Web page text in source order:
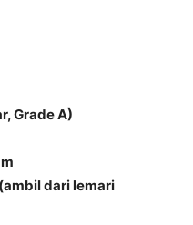
Grade A)
dari lemari